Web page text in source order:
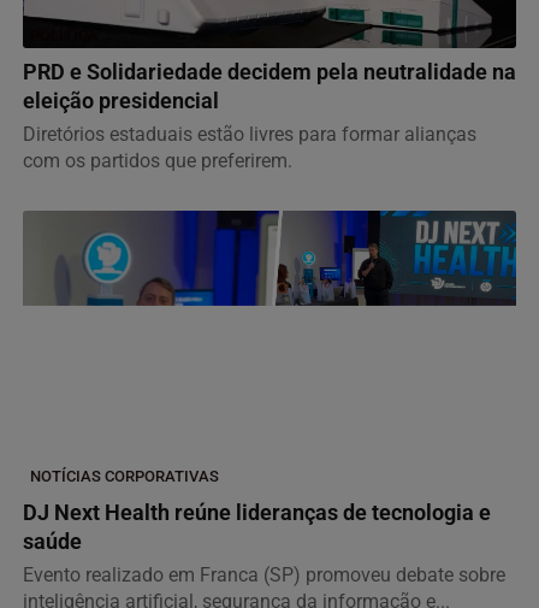
PRD e Solidariedade decidem pela neutralidade na
eleição presidencial
Diretórios estaduais estão livres para formar alianças
com os partidos que preferirem.
NOTÍCIAS CORPORATIVAS
DJ Next Health reúne lideranças de tecnologia e
saúde
Evento realizado em Franca (SP) promoveu debate sobre
inteligência artificial, segurança da informação e...